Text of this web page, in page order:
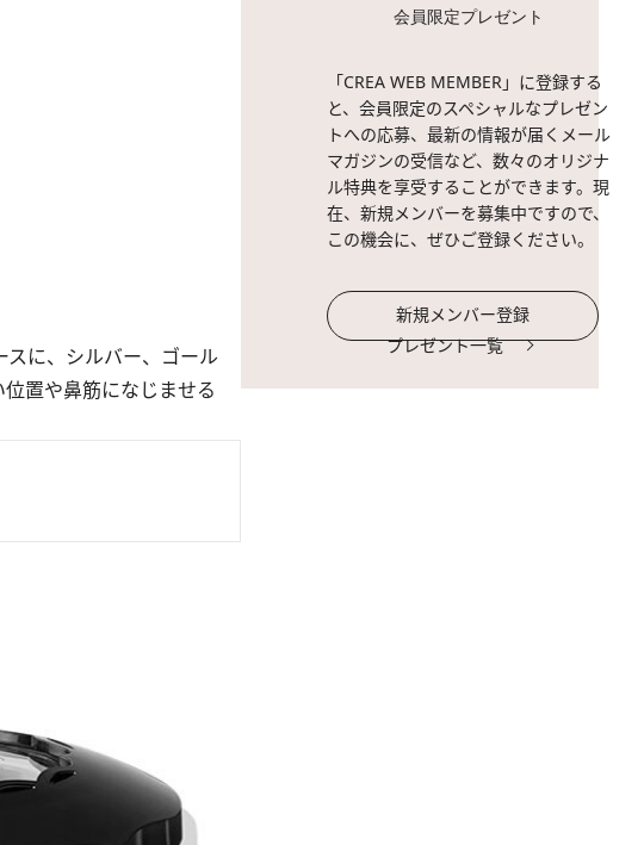
に、シルバー、ゴール
置や鼻筋になじませる
会員限定プレゼント
「CREA WEB MEMBER」に登録する
と、会員限定のスペシャルなプレゼン
トへの応募、最新の情報が届くメール
マガジンの受信など、数々のオリジナ
ル特典を享受することができます。現
在、新規メンバーを募集中ですので、
この機会に、ぜひご登録ください。
新規メンバー登録
プレゼント一覧